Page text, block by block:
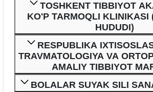
TOSHKENT TIBBIYOT
KO'P TARMOQLI KLINIKASI
HUDUDI)
RESPUBLIKA
TRAVMATOLOGIYA VA
AMALIY TIBBIYOT
BOLALAR SUYAK SILI